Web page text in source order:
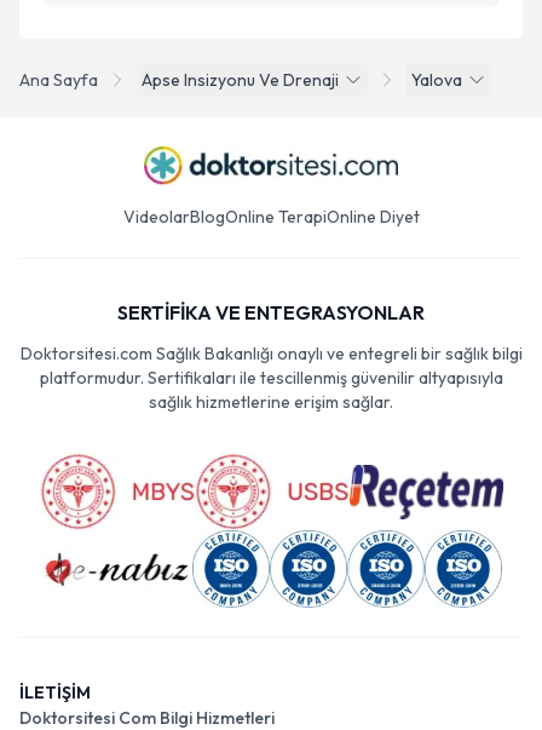
Ana Sayfa Apse Insizyonu Ve Drenaji Yalova
VideolarBlogOnline TerapiOnline Diyet
SERTİFİKA VE ENTEGRASYONLAR
Doktorsitesi.com Sağlık Bakanlığı onaylı ve entegreli bir sağlık bilgi
platformudur. Sertifikaları ile tescillenmiş güvenilir altyapısıyla
sağlık hizmetlerine erişim sağlar.
İLETİŞİM
Doktorsitesi Com Bilgi Hizmetleri